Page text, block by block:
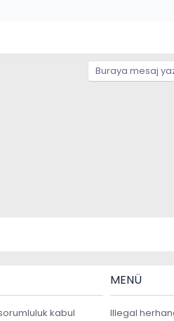
Buraya mesaj
kabul
MENÜ
Illegal